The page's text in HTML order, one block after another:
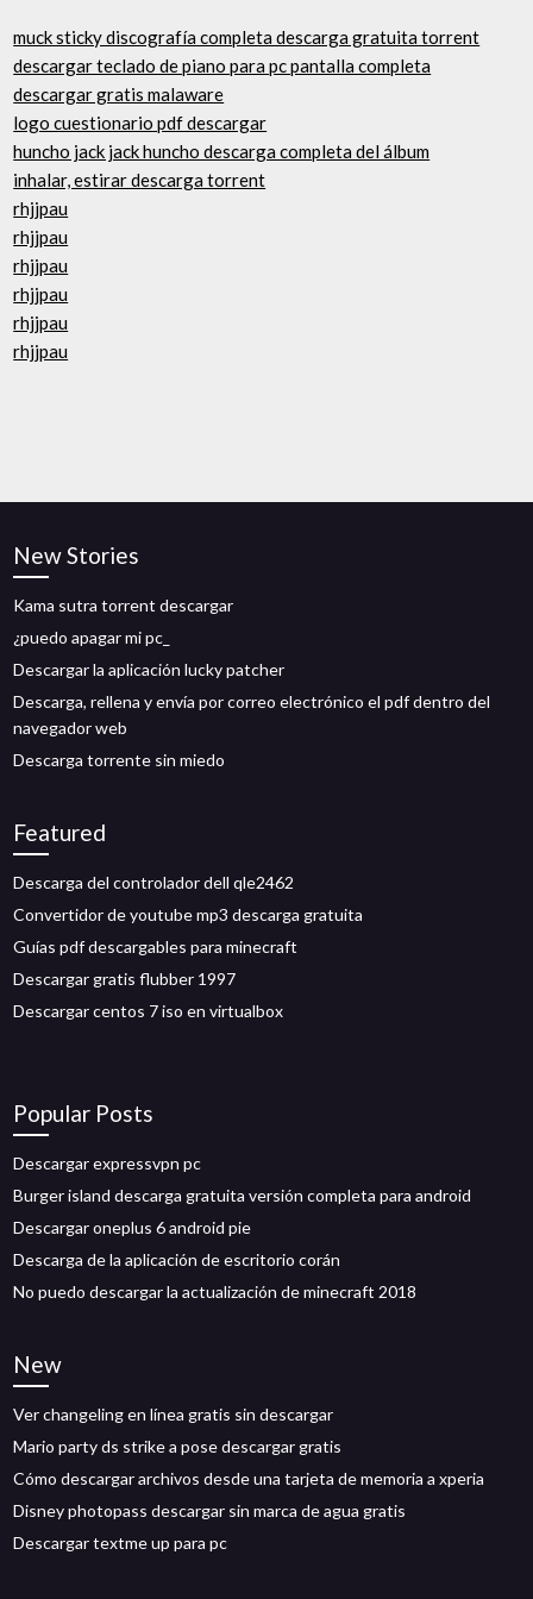
muck sticky discografía completa descarga gratuita torrent
descargar teclado de piano para pc pantalla completa
descargar gratis malaware
logo cuestionario pdf descargar
huncho jack jack huncho descarga completa del álbum
inhalar, estirar descarga torrent
rhjjpau
rhjjpau
rhjjpau
rhjjpau
rhjjpau
rhjjpau
New Stories
Kama sutra torrent descargar
¿puedo apagar mi pc_
Descargar la aplicación lucky patcher
Descarga, rellena y envía por correo electrónico el pdf dentro del
navegador web
Descarga torrente sin miedo
Featured
Descarga del controlador dell qle2462
Convertidor de youtube mp3 descarga gratuita
Guías pdf descargables para minecraft
Descargar gratis flubber 1997
Descargar centos 7 iso en virtualbox
Popular Posts
Descargar expressvpn pc
Burger island descarga gratuita versión completa para android
Descargar oneplus 6 android pie
Descarga de la aplicación de escritorio corán
No puedo descargar la actualización de minecraft 2018
New
Ver changeling en línea gratis sin descargar
Mario party ds strike a pose descargar gratis
Cómo descargar archivos desde una tarjeta de memoria a xperia
Disney photopass descargar sin marca de agua gratis
Descargar textme up para pc